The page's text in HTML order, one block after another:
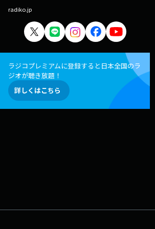
radiko.jp
ラジコプレミアムに登録すると日本全国のラ
ジオが聴き放題！
詳しくはこちら